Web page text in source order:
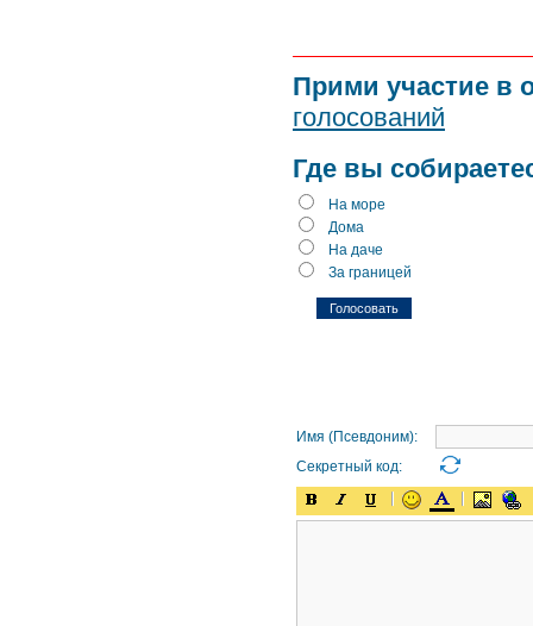
Прими участие в
голосований
Где вы
На море
Дома
На даче
За границей
Имя (Псевдоним):
Секретный код: